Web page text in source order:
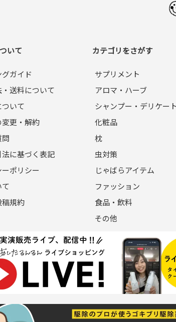
いて
ガイド
送料について
いて
更・解約
問
に基づく表記
ポリシー
稿規約
カテゴリをさがす
サプリメント
アロマ・ハーブ
シャンプー・デリケー
化粧品
枕
虫対策
じゃばらアイテム
ファッション
食品・飲料
その他